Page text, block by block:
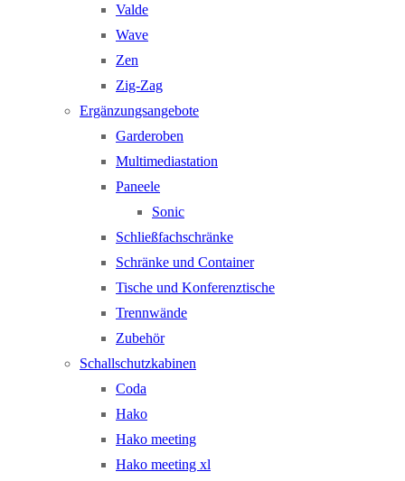
Valde
Wave
Zen
Zig-Zag
Ergänzungsangebote
Garderoben
Multimediastation
Paneele
Sonic
Schließfachschränke
Schränke und Container
Tische und Konferenztische
Trennwände
Zubehör
Schallschutzkabinen
Coda
Hako
Hako meeting
Hako meeting xl